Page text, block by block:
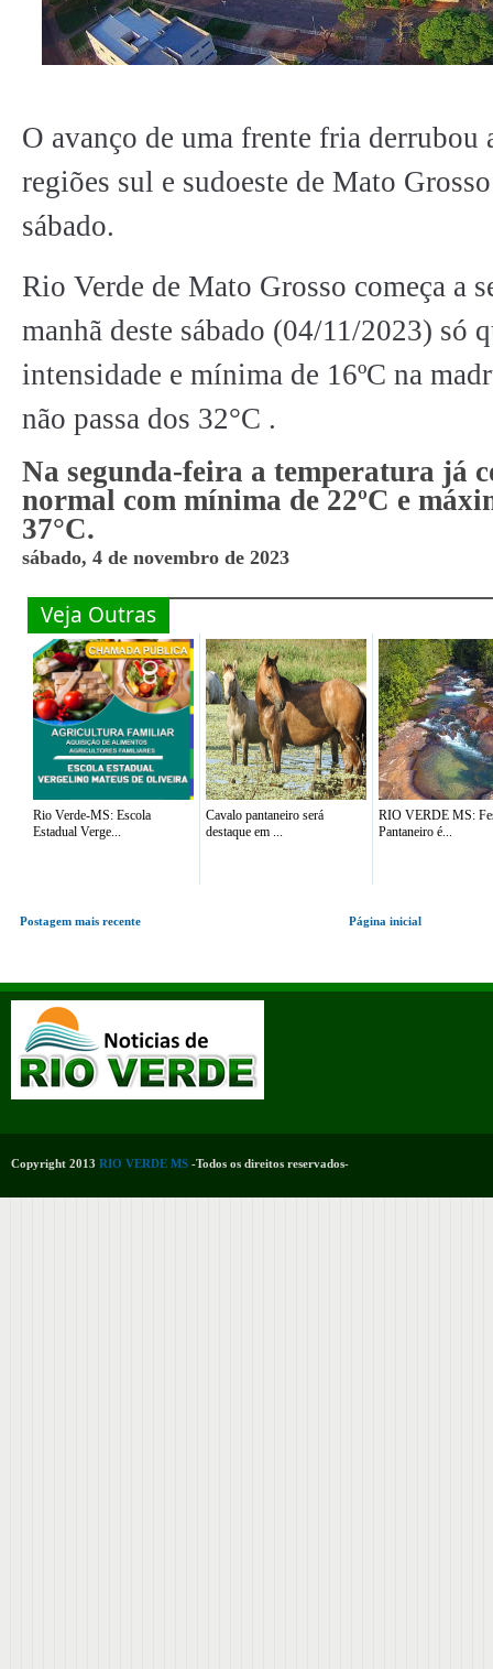
O avanço de uma frente fria derrubou
regiões sul e sudoeste de Mato
sábado.
Rio Verde de Mato Grosso começa a
manhã deste sábado (04/11/2023) só
intensidade e mínima de 16ºC na
não passa dos 32°C .
Na segunda-feira a temperatura já
normal com mínima de 22ºC e
37°C.
sábado, 4 de novembro de 2023
Veja Outras
Rio Verde-MS: Escola
Estadual Verge...
Cavalo pantaneiro será
destaque em ...
RIO VERDE MS:
Pantaneiro é...
Postagem mais recente Página inicial
Copyright 2013 RIO VERDE MS -Todos os direitos reservados-